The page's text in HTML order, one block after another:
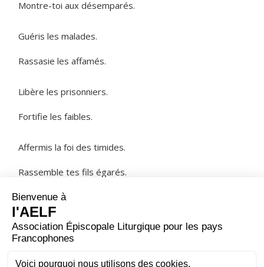
Montre-toi aux désemparés.
Guéris les malades.
Rassasie les affamés.
Libère les prisonniers.
Fortifie les faibles.
Affermis la foi des timides.
Rassemble tes fils égarés.
NOTRE PÈRE
ORAISON
prions d’illuminer nos ténèbres et de fermer les yeux